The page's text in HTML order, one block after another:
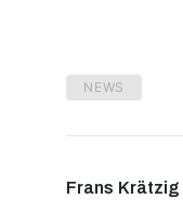
NEWS
Frans Krätzig